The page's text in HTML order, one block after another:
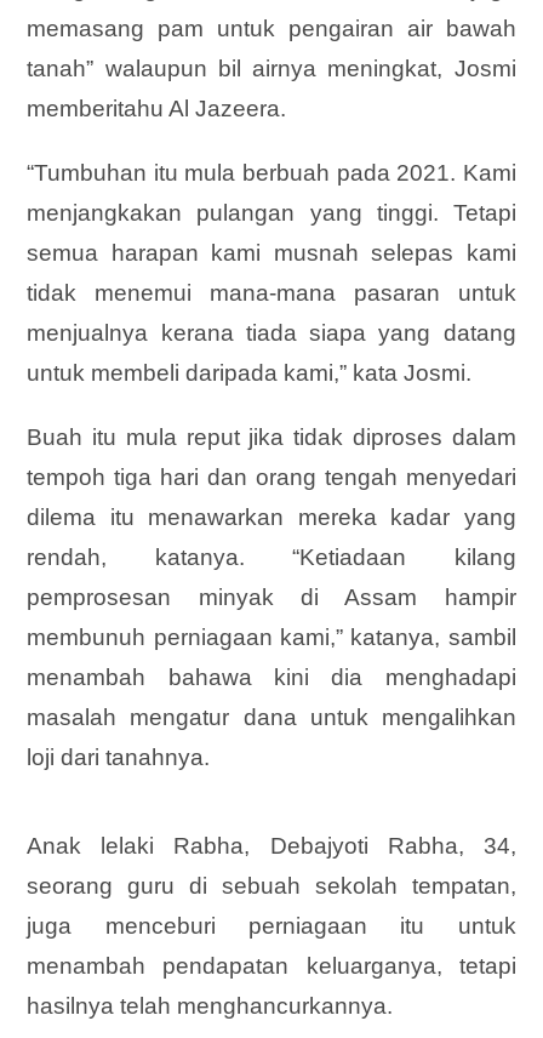
memasang pam untuk pengairan air bawah
tanah” walaupun bil airnya meningkat, Josmi
memberitahu Al Jazeera.
“Tumbuhan itu mula berbuah pada 2021. Kami
menjangkakan pulangan yang tinggi. Tetapi
semua harapan kami musnah selepas kami
tidak menemui mana-mana pasaran untuk
menjualnya kerana tiada siapa yang datang
untuk membeli daripada kami,” kata Josmi.
Buah itu mula reput jika tidak diproses dalam
tempoh tiga hari dan orang tengah menyedari
dilema itu menawarkan mereka kadar yang
rendah, katanya. “Ketiadaan kilang
pemprosesan minyak di Assam hampir
membunuh perniagaan kami,” katanya, sambil
menambah bahawa kini dia menghadapi
masalah mengatur dana untuk mengalihkan
loji dari tanahnya.
Anak lelaki Rabha, Debajyoti Rabha, 34,
seorang guru di sebuah sekolah tempatan,
juga menceburi perniagaan itu untuk
menambah pendapatan keluarganya, tetapi
hasilnya telah menghancurkannya.